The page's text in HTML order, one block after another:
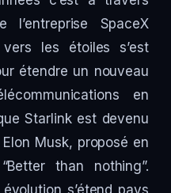
l’entreprise SpaceX
vers les étoiles s’est
étendre un nouveau
en
Starlink est devenu
Musk, proposé en
than nothing”.
s’étend pays